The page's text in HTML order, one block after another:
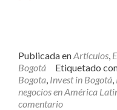
Publicada enArtículos,
Bogotá
Etiquetado
Bogota, Invest in Bogotá,
negocios en América
comentario